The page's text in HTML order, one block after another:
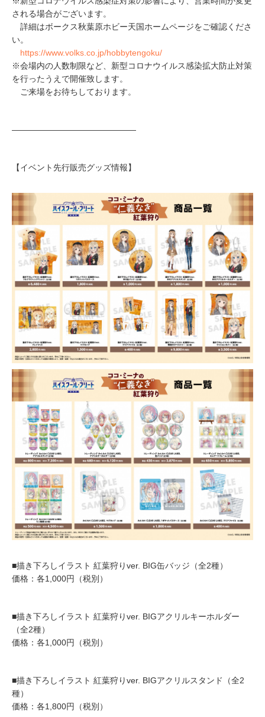
される場合がございます。
詳細はボークス秋葉原ホビー天国ホームページをご確認くださ
い。
https://www.volks.co.jp/hobbytengoku/
※会場内の人数制限など、新型コロナウイルス感染拡大防止対策
を行ったうえで開催致します。
ご来場をお待ちしております。
―――――――――――――――
【イベント先行販売グッズ情報】
■描き下ろしイラスト 紅葉狩りver. BIG缶バッジ（全2種）
価格：各1,000円（税別）
■描き下ろしイラスト 紅葉狩りver. BIGアクリルキーホルダー
（全2種）
価格：各1,000円（税別）
■描き下ろしイラスト 紅葉狩りver. BIGアクリルスタンド（全2
種）
価格：各1,800円（税別）